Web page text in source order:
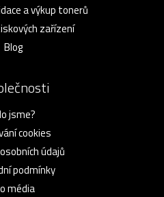
a výkup tonerů
zařízení
Blog
jsme?
cookies
údajů
podmínky
média